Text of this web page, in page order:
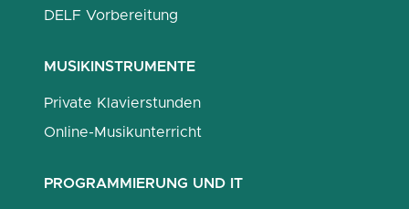
DELF Vorbereitung
MUSIKINSTRUMENTE
Private Klavierstunden
Online-Musikunterricht
PROGRAMMIERUNG UND IT